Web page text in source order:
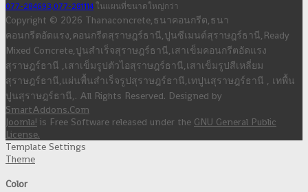
077-284693,077-281114 ในแผนที่ขนาดใหญ่กว่า
Copyright © 2026 Thanaconcrete,ธนาคอนกรีต,ธนา
คอนกรีตอัดแรง,คอนกรีตสุราษฎร์ธานี,ปูนซีเมนต์สุราษฎร์ธานี,Ready
Mixed Concrete,ปูนสำเร็จสุราษฎร์ธานี,เสาเข็มคอนกรีตอัดแรง
สุราษฎร์ธานี ,เสาเข็มรูปตัวไอสุราษฎร์ธานี,เสาเข็มรูปสีเหลี่ยม
สุราษฎร์ธานี,แผ่นพื้นสำเร็จรูปสุราษฎร์ธานี,เทปูนสุราษฎร์ธานี , เทพื้น
ปูนสุราษฎร์ธานี,. All Rights Reserved. Designed by
SmartAddons.Com
Joomla! is Free Software released under the GNU General Public
License.
Template Settings
Theme
Color